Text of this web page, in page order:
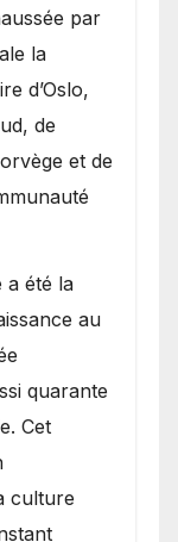
par
la
d’Oslo,
de
et de
a été la
au
quarante
Cet
culture